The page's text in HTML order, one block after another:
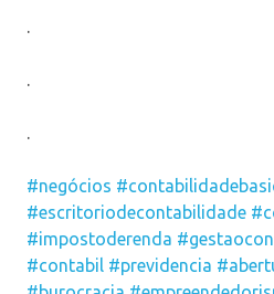
.
.
.
#negócios
#escritoriodecontabilidade
#impostoderenda
#contabil #previdencia